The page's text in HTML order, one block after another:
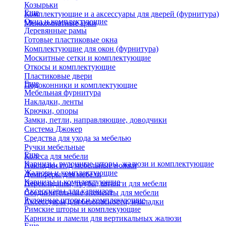
Козырьки
Комплектующие и а аксессуары для дверей (фурнитура)
Межкомнатные арки
Еще
Окна и комплектующие
Деревянные рамы
Готовые пластиковые окна
Комплектующие для окон (фурнитура)
Москитные сетки и комплектующие
Откосы и комплектующие
Пластиковые двери
Подоконники и комплектующие
Еще
Мебельная фурнитура
Накладки, ленты
Крючки, опоры
Замки, петли, направляющие, доводчики
Система Джокер
Средства для ухода за мебелью
Ручки мебельные
Колеса для мебели
Накладки под мебельные ножки
Демпферы для мебели
Перекладины, трубы, штанги для мебели
Соединительные элементы для мебели
Аксессуары для безопасности, накладки
Еще
Карнизы, рулонные шторы, жалюзи и комплектующие
Жалюзи и комплектующие
Карнизы и комплектующие
Аксессуары для карнизов
Рулонные шторы и комплекующие
Римские шторы и комплекующие
Карнизы и ламели для вертикальных жалюзи